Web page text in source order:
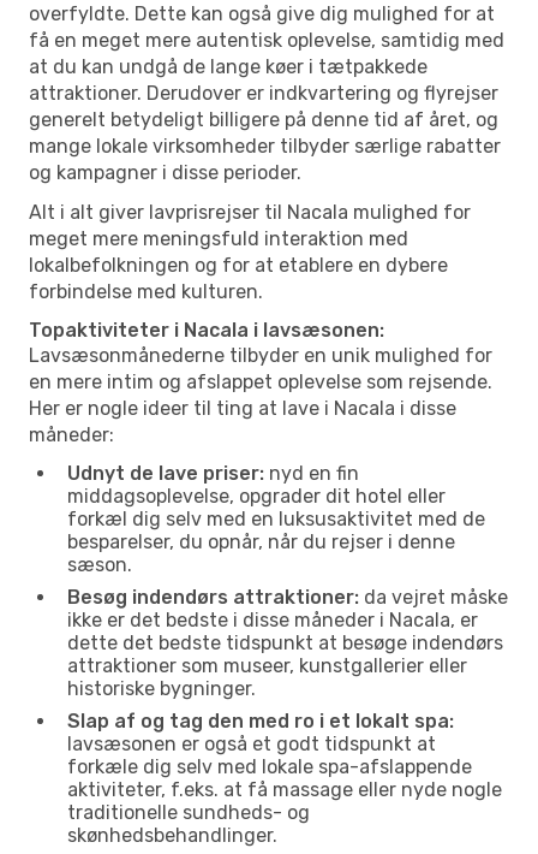
overfyldte. Dette kan også give dig mulighed for at
få en meget mere autentisk oplevelse, samtidig med
at du kan undgå de lange køer i tætpakkede
attraktioner. Derudover er indkvartering og flyrejser
generelt betydeligt billigere på denne tid af året, og
mange lokale virksomheder tilbyder særlige rabatter
og kampagner i disse perioder.
Alt i alt giver lavprisrejser til Nacala mulighed for
meget mere meningsfuld interaktion med
lokalbefolkningen og for at etablere en dybere
forbindelse med kulturen.
Topaktiviteter i Nacala i lavsæsonen:
Lavsæsonmånederne tilbyder en unik mulighed for
en mere intim og afslappet oplevelse som rejsende.
Her er nogle ideer til ting at lave i Nacala i disse
måneder:
Udnyt de lave priser: nyd en fin
middagsoplevelse, opgrader dit hotel eller
forkæl dig selv med en luksusaktivitet med de
besparelser, du opnår, når du rejser i denne
sæson.
Besøg indendørs attraktioner: da vejret måske
ikke er det bedste i disse måneder i Nacala, er
dette det bedste tidspunkt at besøge indendørs
attraktioner som museer, kunstgallerier eller
historiske bygninger.
Slap af og tag den med ro i et lokalt spa:
lavsæsonen er også et godt tidspunkt at
forkæle dig selv med lokale spa-afslappende
aktiviteter, f.eks. at få massage eller nyde nogle
traditionelle sundheds- og
skønhedsbehandlinger.